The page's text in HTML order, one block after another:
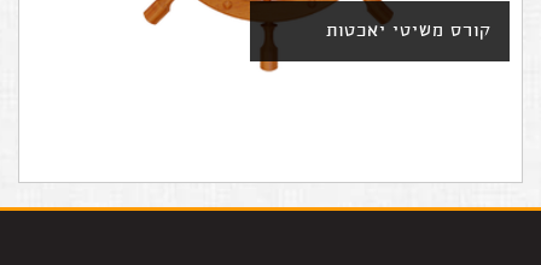
קורס משיטי יאכטות